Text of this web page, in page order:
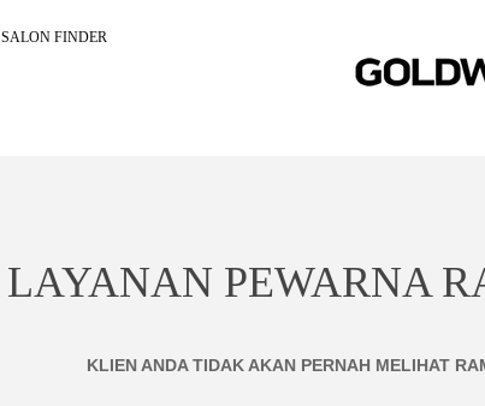
SALON FINDER
LAYANAN PEWARNA
KLIEN ANDA TIDAK AKAN PERNAH MELIHAT